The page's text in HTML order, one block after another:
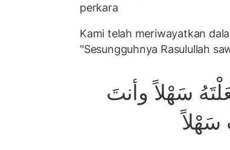
perkara
Kami telah meriwayatkan
"Sesungguhnya Rasulullah
سَهْلاً وأنتَ